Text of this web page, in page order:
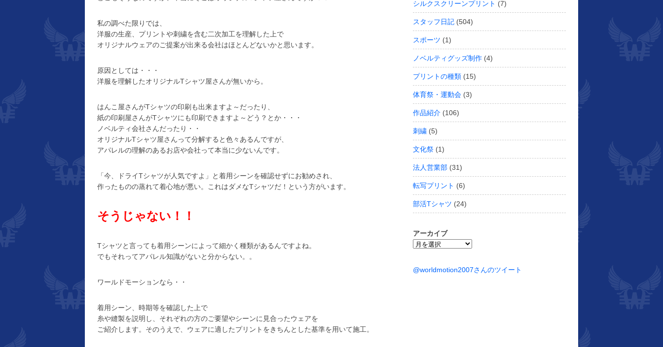
私の調べた限りでは、
洋服の生産、プリントや刺繍を含む二次加工を理解した上で
オリジナルウェアのご提案が出来る会社はほとんどないかと思います。
原因としては・・・
洋服を理解したオリジナルTシャツ屋さんが無いから。
はんこ屋さんがTシャツの印刷も出来ますよ～だったり、
紙の印刷屋さんがTシャツにも印刷できますよ～どう？とか・・・
ノベルティ会社さんだったり・・
オリジナルTシャツ屋さんって分解すると色々あるんですが、
アパレルの理解のあるお店や会社って本当に少ないんです。
「今、ドライTシャツが人気ですよ」と着用シーンを確認せずにお勧めされ、
作ったものの蒸れて着心地が悪い。これはダメなTシャツだ！という方がいます。
そうじゃない！！
Tシャツと言っても着用シーンによって細かく種類があるんですよね。
でもそれってアパレル知識がないと分からない。。
ワールドモーションなら・・
着用シーン、時期等を確認した上で
糸や縫製を説明し、それぞれの方のご要望やシーンに見合ったウェアを
ご紹介します。そのうえで、ウェアに適したプリントをきちんとした基準を用いて施工。
シルクスクリーンプリント (7)
スタッフ日記 (504)
スポーツ (1)
ノベルティグッズ制作 (4)
プリントの種類 (15)
体育祭・運動会 (3)
作品紹介 (106)
刺繍 (5)
文化祭 (1)
法人営業部 (31)
転写プリント (6)
部活Tシャツ (24)
アーカイブ
ア
@worldmotion2007さんのツイート